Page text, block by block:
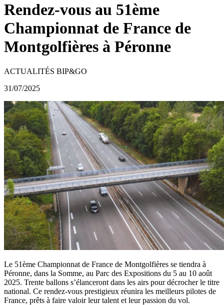
Rendez-vous au 51ème
Championnat de France de
Montgolfières à Péronne
ACTUALITÉS BIP&GO
31/07/2025
Le 51ème Championnat de France de Montgolfières se tiendra à
Péronne, dans la Somme, au Parc des Expositions du 5 au 10 août
2025. Trente ballons s’élanceront dans les airs pour décrocher le titre
national. Ce rendez-vous prestigieux réunira les meilleurs pilotes de
France, prêts à faire valoir leur talent et leur passion du vol.